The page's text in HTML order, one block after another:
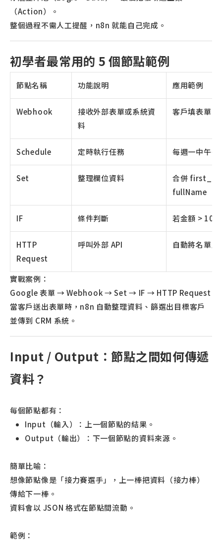
（Action）。
整個過程不需人工提醒，n8n 就能自己完成。
初學者最常用的 5 個節點範例
節點名稱 功能說明 應用範例
Webhook
接收外部表單或系統資
料
客戶填表單
Schedule 定時執行任務 每週一中午寄
Set 整理欄位資料
合併
fullName
IF 條件判斷 若金額 >
HTTP
Request
呼叫外部 API 自動將名單上
實戰案例：
Google 表單 → Webhook → Set → IF → HTTP Request
當客戶送出表單時，n8n 自動整理資料、篩選出目標客戶
並傳到 CRM 系統。
Input / Output：節點之間如何傳遞
資料？
每個節點都有：
Input（輸入）：上一個節點的結果。
Output（輸出）：下一個節點的資料來源。
簡單比喻：
想像節點像是「接力賽選手」，上一棒把資料（接力棒）
傳給下一棒。
資料會以 JSON 格式在節點間流動。
範例：